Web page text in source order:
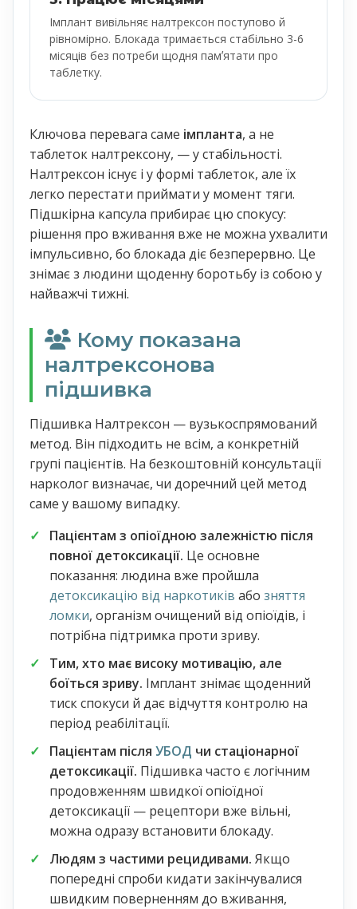
Імплант вивільняє налтрексон поступово й
рівномірно. Блокада тримається стабільно 3-6
місяців без потреби щодня памʼятати про
таблетку.
Ключова перевага саме імпланта, а не
таблеток налтрексону, — у стабільності.
Налтрексон існує і у формі таблеток, але їх
легко перестати приймати у момент тяги.
Підшкірна капсула прибирає цю спокусу:
рішення про вживання вже не можна ухвалити
імпульсивно, бо блокада діє безперервно. Це
знімає з людини щоденну боротьбу із собою у
найважчі тижні.
Кому показана
налтрексонова
підшивка
Підшивка Налтрексон — вузькоспрямований
метод. Він підходить не всім, а конкретній
групі пацієнтів. На безкоштовній консультації
нарколог визначає, чи доречний цей метод
саме у вашому випадку.
Пацієнтам з опіоїдною залежністю після
повної детоксикації. Це основне
показання: людина вже пройшла
детоксикацію від наркотиків або зняття
ломки, організм очищений від опіоїдів, і
потрібна підтримка проти зриву.
Тим, хто має високу мотивацію, але
боїться зриву. Імплант знімає щоденний
тиск спокуси й дає відчуття контролю на
період реабілітації.
Пацієнтам після УБОД чи стаціонарної
детоксикації. Підшивка часто є логічним
продовженням швидкої опіоїдної
детоксикації — рецептори вже вільні,
можна одразу встановити блокаду.
Людям з частими рецидивами. Якщо
попередні спроби кидати закінчувалися
швидким поверненням до вживання,